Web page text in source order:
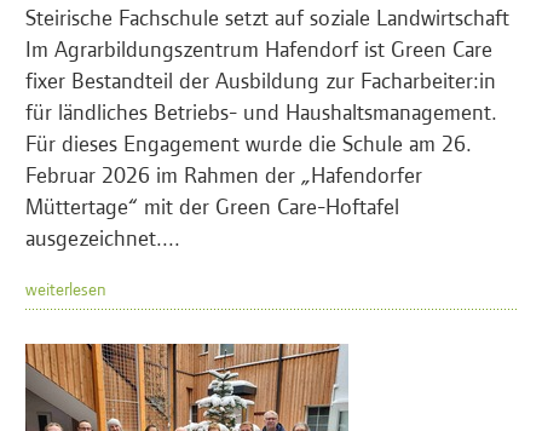
Steirische Fachschule setzt auf soziale Landwirtschaft
Im Agrarbildungszentrum Hafendorf ist Green Care
fixer Bestandteil der Ausbildung zur Facharbeiter:in
für ländliches Betriebs- und Haushaltsmanagement.
Für dieses Engagement wurde die Schule am 26.
Februar 2026 im Rahmen der „Hafendorfer
Müttertage“ mit der Green Care-Hoftafel
ausgezeichnet....
weiterlesen